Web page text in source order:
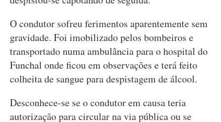
O condutor sofreu ferimentos aparentemente sem
gravidade. Foi imobilizado pelos bombeiros e
transportado numa ambulância para o hospital do
Funchal onde ficou em observações e terá feito
colheita de sangue para despistagem de álcool.
Desconhece-se se o condutor em causa teria
autorização para circular na via pública ou se